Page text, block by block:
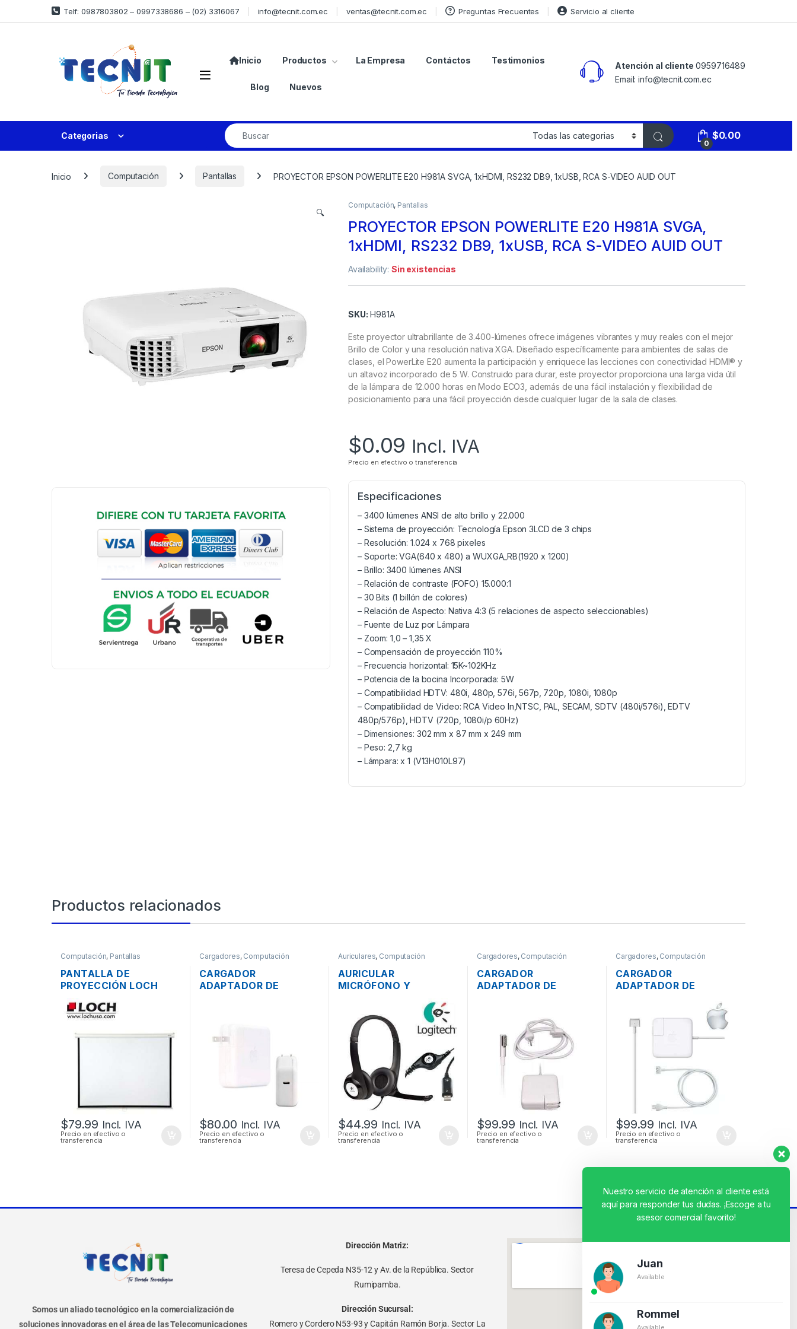
Telf: 0987803802 – 0997338686 – (02) 3316067 info@tecnit.com.ec ventas@tecnit.com.ec Preguntas Frecuentes Servicio al cliente
Inicio Productos La Empresa Contáctos Testimonios
Blog Nuevos
Atención al cliente 0959716489
Email: info@tecnit.com.ec
Categorias
0
$0.00
Inicio Computación Pantallas PROYECTOR EPSON POWERLITE E20 H981A SVGA, 1xHDMI, RS232 DB9, 1xUSB, RCA S-VIDEO AUID OUT
🔍
Computación, Pantallas
PROYECTOR EPSON POWERLITE E20 H981A SVGA,
1xHDMI, RS232 DB9, 1xUSB, RCA S-VIDEO AUID OUT
Availability:Sin existencias
SKU: H981A
Este proyector ultrabrillante de 3.400-lúmenes ofrece imágenes vibrantes y muy reales con el mejor
Brillo de Color y una resolución nativa XGA. Diseñado específicamente para ambientes de salas de
clases, el PowerLite E20 aumenta la participación y enriquece las lecciones con conectividad HDMI® y
un altavoz incorporado de 5 W. Construido para durar, este proyector proporciona una larga vida útil
de la lámpara de 12.000 horas en Modo ECO3, además de una fácil instalación y flexibilidad de
posicionamiento para una fácil proyección desde cualquier lugar de la sala de clases.
$0.09 Incl. IVA
Precio en efectivo o transferencia
Especificaciones
– 3400 lúmenes ANSI de alto brillo y 22.000
– Sistema de proyección: Tecnología Epson 3LCD de 3 chips
– Resolución: 1.024 x 768 pixeles
– Soporte: VGA(640 x 480) a WUXGA_RB(1920 x 1200)
– Brillo: 3400 lúmenes ANSI
– Relación de contraste (FOFO) 15.000:1
– 30 Bits (1 billón de colores)
– Relación de Aspecto: Nativa 4:3 (5 relaciones de aspecto seleccionables)
– Fuente de Luz por Lámpara
– Zoom: 1,0 – 1,35 X
– Compensación de proyección 110%
– Frecuencia horizontal: 15K~102KHz
– Potencia de la bocina Incorporada: 5W
– Compatibilidad HDTV: 480i, 480p, 576i, 567p, 720p, 1080i, 1080p
– Compatibilidad de Video: RCA Video In,NTSC, PAL, SECAM, SDTV (480i/576i), EDTV
480p/576p), HDTV (720p, 1080i/p 60Hz)
– Dimensiones: 302 mm x 87 mm x 249 mm
– Peso: 2,7 kg
– Lámpara: x 1 (V13H010L97)
Productos relacionados
Computación, Pantallas
PANTALLA DE
PROYECCIÓN LOCH
PLEGABLE 177 X 134CM
(84 PULGADAS)
$79.99 Incl. IVA
Precio en efectivo o
transferencia
Cargadores, Computación
CARGADOR
ADAPTADOR DE
ORIGINAL
$80.00 Incl. IVA
Precio en efectivo o
transferencia
Auriculares, Computación
AURICULAR
MICRÓFONO Y
LOGITECH H390 USB
$44.99 Incl. IVA
Precio en efectivo o
transferencia
Cargadores, Computación
CARGADOR
ADAPTADOR DE
16.5V 3.65A 60W
ORIGINAL + CABLE DE
PODER
$99.99 Incl. IVA
Precio en efectivo o
transferencia
Cargadores, Computación
CARGADOR
ADAPTADOR DE
MAC APPLE MAGSAFE 2
16.5V 3.65A 60W
ORIGINAL + CABLE DE
$99.99 Incl. IVA
Precio en efectivo o
transferencia
Somos un aliado tecnológico en la comercialización de
soluciones innovadoras en el área de las Telecomunicaciones
Dirección Matriz:
Teresa de Cepeda N35-12 y Av. de la República. Sector
Rumipamba.
Dirección Sucursal:
Romero y Cordero N53-93 y Capitán Ramón Borja. Sector La
Nuestro servicio de atención al cliente está
aquí para responder tus dudas. ¡Escoge a tu
asesor comercial favorito!
Juan
Available
Rommel